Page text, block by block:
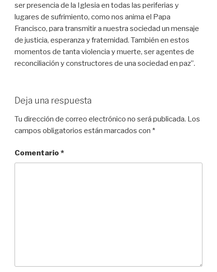
ser presencia de la Iglesia en todas las periferias y
lugares de sufrimiento, como nos anima el Papa
Francisco, para transmitir a nuestra sociedad un mensaje
de justicia, esperanza y fraternidad. También en estos
momentos de tanta violencia y muerte, ser agentes de
reconciliación y constructores de una sociedad en paz”.
Deja una respuesta
Tu dirección de correo electrónico no será publicada. Los
campos obligatorios están marcados con *
Comentario *